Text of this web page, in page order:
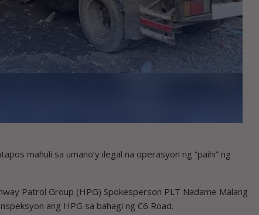
mahuli sa umano’y ilegal na operasyon ng “paihi” ng
Patrol Group (HPG) Spokesperson PLT Nadame Malang
ang HPG sa bahagi ng C6 Road.